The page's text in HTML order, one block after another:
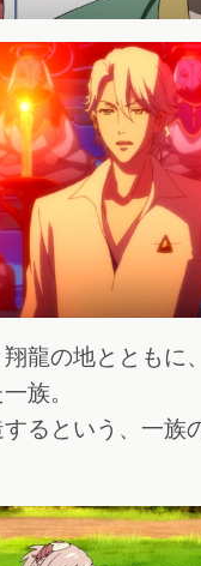
龍の地とともに
族。
るという、一族